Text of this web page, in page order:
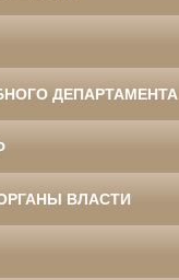
ДЕПАРТАМЕНТА
ВЛАСТИ